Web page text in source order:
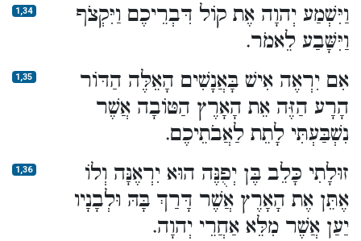
1,34
וַיִּשְׁמַע יְהוָה אֶת קוֹל דִּבְרֵיכֶם וַיִּקְצֹף
וַיִּשָּׁבַע לֵאמֹר.
1,35
אִם יִרְאֶה אִישׁ בָּאֲנָשִׁים הָאֵלֶּה הַדּוֹר
הָרָע הַזֶּה אֵת הָאָרֶץ הַטּוֹבָה אֲשֶׁר
נִשְׁבַּעְתִּי לָתֵת לַאֲבֹתֵיכֶם.
1,36
זוּלָתִי כָּלֵב בֶּן יְפֻנֶּה הוּא יִרְאֶנָּה וְלוֹ
אֶתֵּן אֶת הָאָרֶץ אֲשֶׁר דָּרַךְ בָּהּ וּלְבָנָיו
יַעַן אֲשֶׁר מִלֵּא אַחֲרֵי יְהוָה.